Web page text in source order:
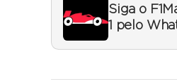
Siga o
1 pelo